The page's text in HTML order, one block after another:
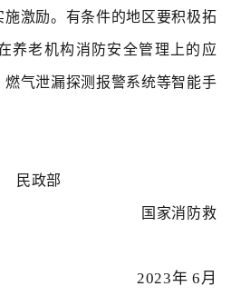
激励。有条件的地区要积极拓
养老机构消防安全管理上的应
气泄漏探测报警系统等智能手
国家消防救
年 6月